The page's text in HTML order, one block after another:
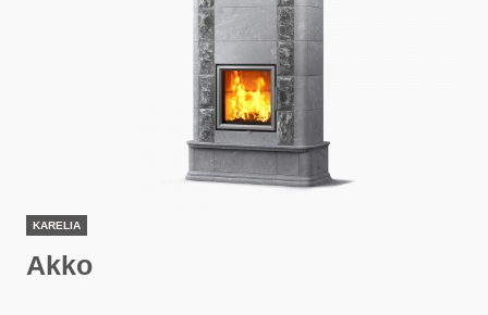
KARELIA
Akko